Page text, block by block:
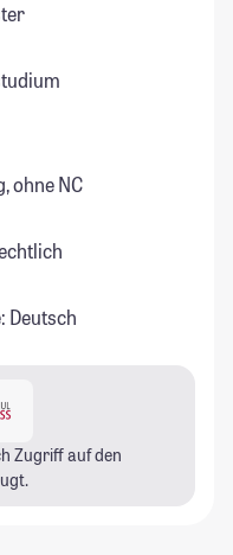
ohne NC
Deutsch
Zugriff auf den